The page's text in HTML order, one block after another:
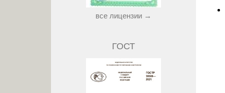
все лицензии →
ГОСТ